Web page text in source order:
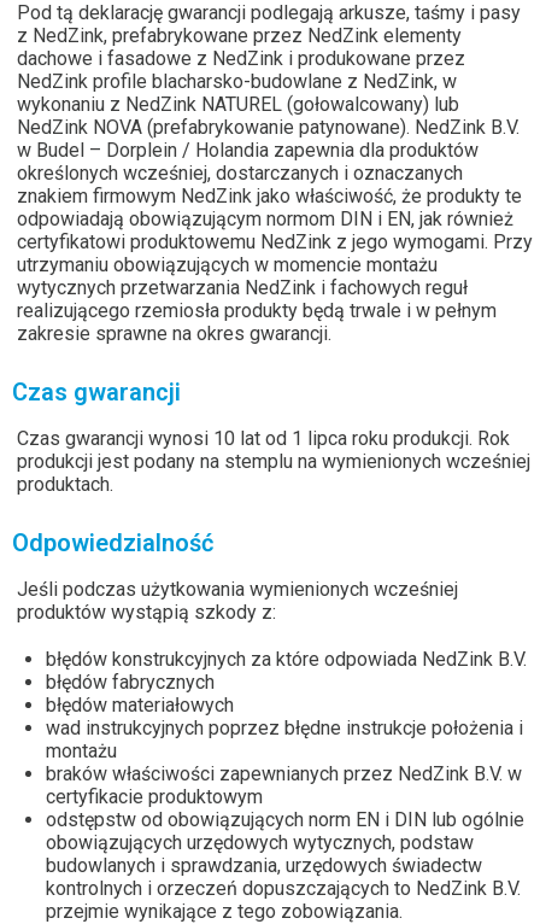
Pod tą deklarację gwarancji podlegają arkusze, taśmy i pasy
z NedZink, prefabrykowane przez NedZink elementy
dachowe i fasadowe z NedZink i produkowane przez
NedZink profile blacharsko-budowlane z NedZink, w
wykonaniu z NedZink NATUREL (gołowalcowany) lub
NedZink NOVA (prefabrykowanie patynowane). NedZink B.V.
w Budel – Dorplein / Holandia zapewnia dla produktów
określonych wcześniej, dostarczanych i oznaczanych
znakiem firmowym NedZink jako właściwość, że produkty te
odpowiadają obowiązującym normom DIN i EN, jak również
certyfikatowi produktowemu NedZink z jego wymogami. Przy
utrzymaniu obowiązujących w momencie montażu
wytycznych przetwarzania NedZink i fachowych reguł
realizującego rzemiosła produkty będą trwale i w pełnym
zakresie sprawne na okres gwarancji.
Czas gwarancji
Czas gwarancji wynosi 10 lat od 1 lipca roku produkcji. Rok
produkcji jest podany na stemplu na wymienionych wcześniej
produktach.
Odpowiedzialność
Jeśli podczas użytkowania wymienionych wcześniej
produktów wystąpią szkody z:
błędów konstrukcyjnych za które odpowiada NedZink B.V.
błędów fabrycznych
błędów materiałowych
wad instrukcyjnych poprzez błędne instrukcje położenia i
montażu
braków właściwości zapewnianych przez NedZink B.V. w
certyfikacie produktowym
odstępstw od obowiązujących norm EN i DIN lub ogólnie
obowiązujących urzędowych wytycznych, podstaw
budowlanych i sprawdzania, urzędowych świadectw
kontrolnych i orzeczeń dopuszczających to NedZink B.V.
przejmie wynikające z tego zobowiązania.